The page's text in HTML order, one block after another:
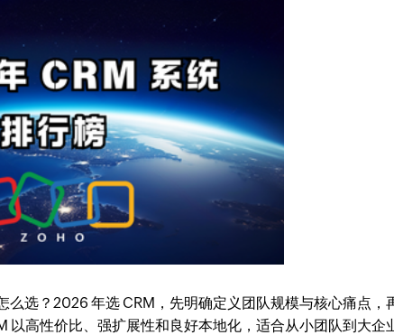
么选？2026 年选 CRM，先明确定义团队规模与核心痛点，
以高性价比、强扩展性和良好本地化，适合从小团队到大企